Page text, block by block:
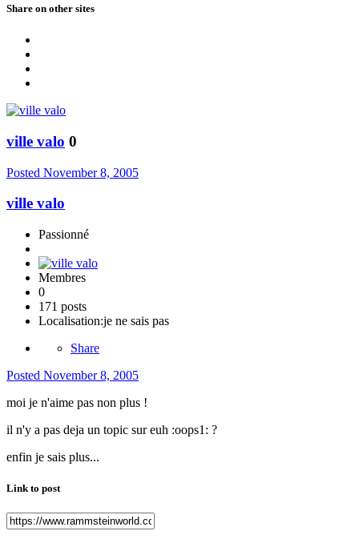
Share on other sites
ville valo 0
Posted November 8, 2005
ville valo
Passionné
Membres
0
171 posts
Localisation:je ne sais pas
Share
Posted November 8, 2005
moi je n'aime pas non plus !
il n'y a pas deja un topic sur euh :oops1: ?
enfin je sais plus...
Link to post